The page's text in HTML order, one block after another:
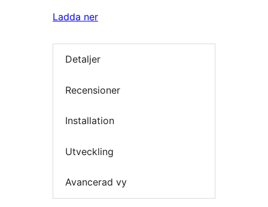
Ladda ner
Detaljer
Recensioner
Installation
Utveckling
Avancerad vy